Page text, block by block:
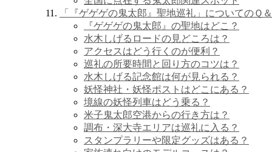
「『ゲゲゲの鬼太郎』聖地巡礼」についてのＱ
『ゲゲゲの鬼太郎』の聖地はどこ？
水木しげるロードの見どころは？
アクセスはどう行くのが便利？
巡礼の所要時間と回り方のコツは？
水木しげる記念館は何が見られる？
妖怪神社・妖怪ポストはどこにある？
境線の妖怪列車はどう乗る？
米子鬼太郎空港からの行き方は？
調布・深大寺エリアは巡礼に入る？
スタンプラリーや限定グッズはある？